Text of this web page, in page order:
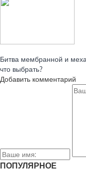
Битва мембранной и
что выбрать?
Добавить комментарий
ПОПУЛЯРНОЕ